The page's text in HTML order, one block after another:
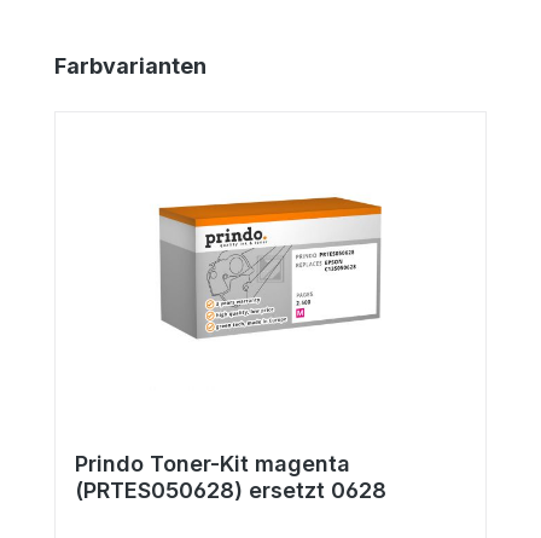
Produktgalerie überspringen
Farbvarianten
Prindo Toner-Kit magenta
(PRTES050628) ersetzt 0628